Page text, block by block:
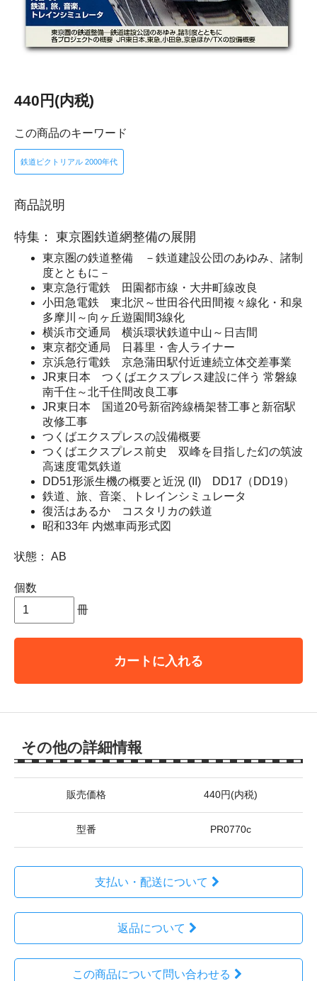
440円(内税)
この商品のキーワード
鉄道ピクトリアル 2000年代
商品説明
特集： 東京圏鉄道網整備の展開
東京圏の鉄道整備 －鉄道建設公団のあゆみ、諸制
度とともに－
東京急行電鉄 田園都市線・大井町線改良
小田急電鉄 東北沢～世田谷代田間複々線化・和泉
多摩川～向ヶ丘遊園間3線化
横浜市交通局 横浜環状鉄道中山～日吉間
東京都交通局 日暮里・舎人ライナー
京浜急行電鉄 京急蒲田駅付近連続立体交差事業
JR東日本 つくばエクスプレス建設に伴う 常磐線
南千住～北千住間改良工事
JR東日本 国道20号新宿跨線橋架替工事と新宿駅
改修工事
つくばエクスプレスの設備概要
つくばエクスプレス前史 双峰を目指した幻の筑波
高速度電気鉄道
DD51形派生機の概要と近況 (II) DD17（DD19）
鉄道、旅、音楽、トレインシミュレータ
復活はあるか コスタリカの鉄道
昭和33年 内燃車両形式図
状態： AB
個数
冊
カートに入れる
その他の詳細情報
販売価格 440円(内税)
型番 PR0770c
支払い・配送について
返品について
この商品について問い合わせる